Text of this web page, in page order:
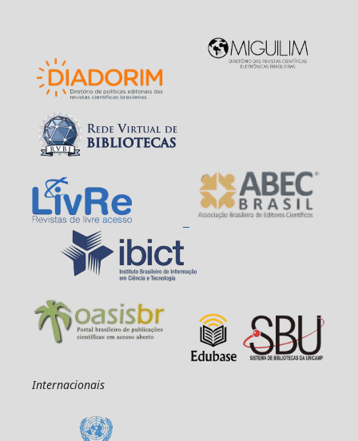
Internacionais